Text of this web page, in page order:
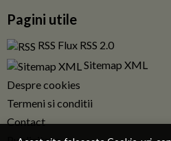
Pagini utile
RSS Flux RSS 2.0
Sitemap XML
Despre cookies
Termeni si conditii
Contact